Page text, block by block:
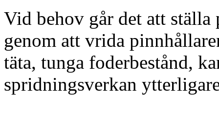
Vid behov går det att
genom att vrida
täta, tunga foderbestånd,
spridningsverkan